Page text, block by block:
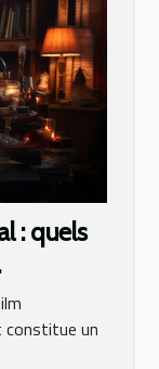
: quels
constitue un